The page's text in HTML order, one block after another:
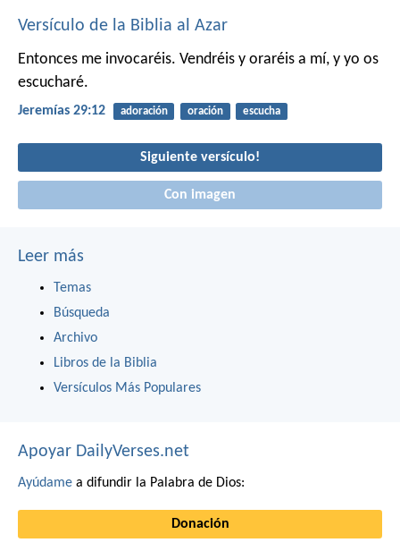
Versículo de la Biblia al Azar
Entonces me invocaréis. Vendréis y oraréis a mí, y yo os
escucharé.
Jeremías 29:12 adoración oración escucha
Siguiente versículo!
Con imagen
Leer más
Temas
Búsqueda
Archivo
Libros de la Biblia
Versículos Más Populares
Apoyar DailyVerses.net
Ayúdame a difundir la Palabra de Dios:
Donación